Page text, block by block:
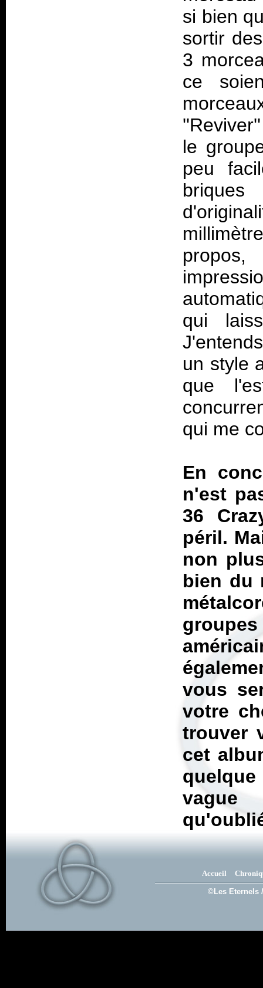
si bien
sortir
3
ce
le
peu
qui
un style
que
qui me
En
n'est
36
péril.
non
bien du
vous
votre
trouver
cet
quelque
Accueil
©Les Eternels